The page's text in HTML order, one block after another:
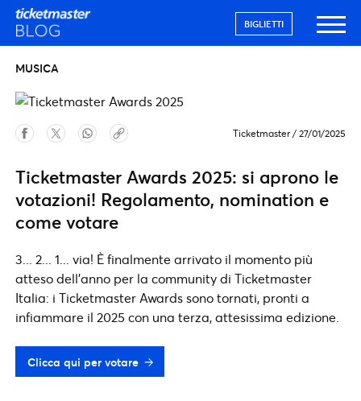
BIGLIETTI
MUSICA
Ticketmaster / 27/01/2025
Ticketmaster Awards 2025: si aprono le
votazioni! Regolamento, nomination e
come votare
3... 2... 1... via! È finalmente arrivato il momento più
atteso dell'anno per la community di Ticketmaster
Italia: i Ticketmaster Awards sono tornati, pronti a
infiammare il 2025 con una terza, attesissima edizione.
Clicca qui per votare